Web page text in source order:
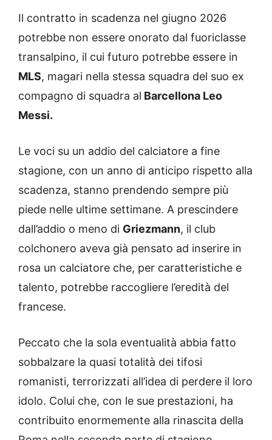
Il contratto in scadenza nel giugno 2026
potrebbe non essere onorato dal fuoriclasse
transalpino, il cui futuro potrebbe essere in
MLS, magari nella stessa squadra del suo ex
compagno di squadra al Barcellona Leo
Messi.
Le voci su un addio del calciatore a fine
stagione, con un anno di anticipo rispetto alla
scadenza, stanno prendendo sempre più
piede nelle ultime settimane. A prescindere
dall’addio o meno di Griezmann, il club
colchonero aveva già pensato ad inserire in
rosa un calciatore che, per caratteristiche e
talento, potrebbe raccogliere l’eredità del
francese.
Peccato che la sola eventualità abbia fatto
sobbalzare la quasi totalità dei tifosi
romanisti, terrorizzati all’idea di perdere il loro
idolo. Colui che, con le sue prestazioni, ha
contribuito enormemente alla rinascita della